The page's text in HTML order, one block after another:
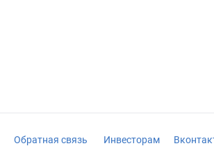
Обратная связь Инвесторам